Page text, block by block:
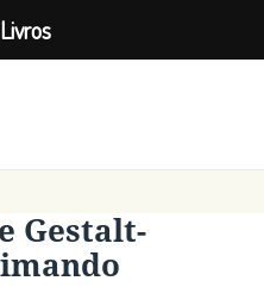
Gestalt-